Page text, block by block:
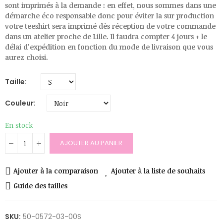
sont imprimés à la demande : en effet, nous sommes dans une
démarche éco responsable donc pour éviter la sur production
votre teeshirt sera imprimé dès réception de votre commande
dans un atelier proche de Lille. Il faudra compter 4 jours + le
délai d'expédition en fonction du mode de livraison que vous
aurez choisi.
Taille
Couleur
En stock
AJOUTER AU PANIER
Ajouter à la comparaison
Ajouter à la liste de souhaits
Guide des tailles
SKU: 50-0572-03-00S